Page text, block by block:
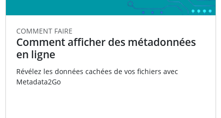
COMMENT FAIRE
Comment afficher des métadonnées
en ligne
Révélez les données cachées de vos fichiers avec
Metadata2Go